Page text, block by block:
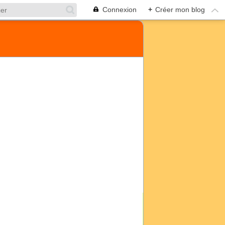
Connexion + Créer mon blog